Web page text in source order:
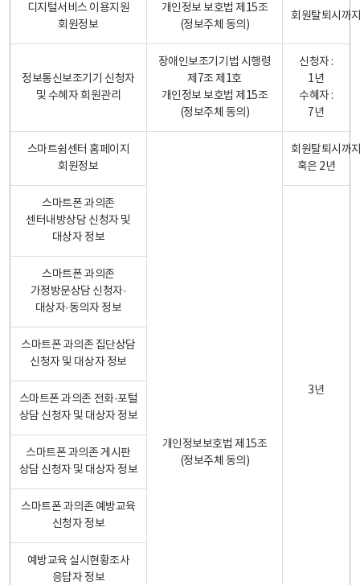
디지털서비스 이용지원
회원정보
개인정보 보호법 제15조
(정보주체 동의)
회원탈퇴시까
정보통신보조기기 신청자
및 수혜자 회원관리
장애인보조기기법 시행령
제7조 제1호
개인정보 보호법 제15조
(정보주체 동의)
신청자 :
1년
수혜자 :
7년
스마트쉼센터 홈페이지
회원정보
개인정보보호법 제15조
(정보주체 동의)
회원탈퇴시까
혹은 2년
스마트폰 과의존
센터내방상담 신청자 및
대상자 정보
3년
스마트폰 과의존
가정방문상담 신청자·
대상자·동의자 정보
스마트폰 과의존 집단상담
신청자 및 대상자 정보
스마트폰 과의존 전화·포털
상담 신청자 및 대상자 정보
스마트폰 과의존 게시판
상담 신청자 및 대상자 정보
스마트폰 과의존 예방교육
신청자 정보
예방교육 실시현황조사
응답자 정보